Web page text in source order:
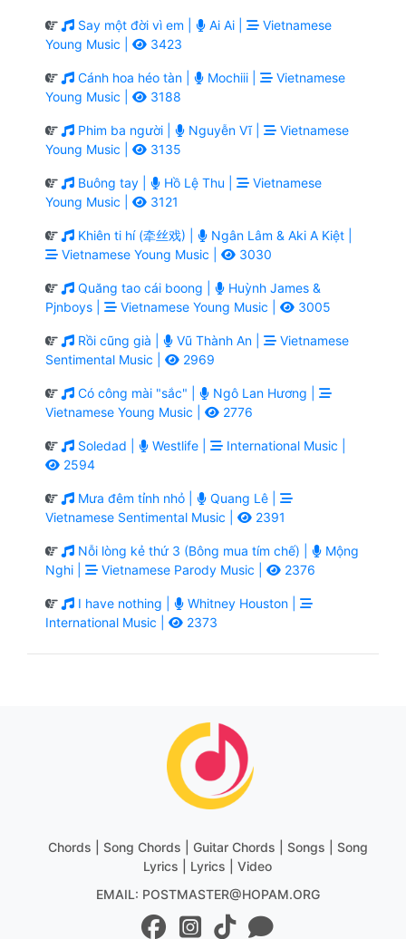
Say một đời vì em | Ai Ai |
Vietnamese
Young Music |
3423
Cánh hoa héo tàn | Mochiii |
Vietnamese
Young Music |
3188
Phim ba người | Nguyễn Vĩ |
Vietnamese
Young Music |
3135
Buông tay | Hồ Lệ Thu |
Vietnamese
Young Music |
3121
Khiên ti hí (牵丝戏) |
Ngân Lâm & Aki A Kiệt |
Vietnamese Young Music |
3030
Quăng tao cái boong |
Huỳnh James &
Pjnboys |
Vietnamese Young Music | 3005
Rồi cũng già | Vũ Thành An |
Vietnamese
Sentimental Music |
2969
Có công mài "sắc" |
Ngô Lan Hương |
Vietnamese Young Music |
2776
Soledad | Westlife |
International Music |
2594
Mưa đêm tỉnh nhỏ |
Quang Lê |
Vietnamese Sentimental Music |
2391
Nỗi lòng kẻ thứ 3 (Bông mua tím chế) |
Mộng
Nghi |
Vietnamese Parody Music | 2376
I have nothing |
Whitney Houston |
International Music |
2373
Chords | Song Chords | Guitar Chords | Songs | Song
Lyrics | Lyrics | Video
EMAIL: POSTMASTER@HOPAM.ORG